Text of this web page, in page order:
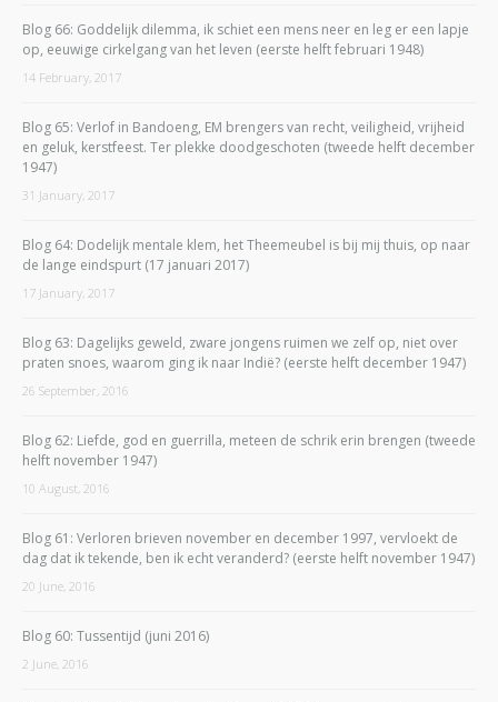
Blog 66: Goddelijk dilemma, ik schiet een mens neer en leg er een lapje
op, eeuwige cirkelgang van het leven (eerste helft februari 1948)
14 February, 2017
Blog 65: Verlof in Bandoeng, EM brengers van recht, veiligheid, vrijheid
en geluk, kerstfeest. Ter plekke doodgeschoten (tweede helft december
1947)
31 January, 2017
Blog 64: Dodelijk mentale klem, het Theemeubel is bij mij thuis, op naar
de lange eindspurt (17 januari 2017)
17 January, 2017
Blog 63: Dagelijks geweld, zware jongens ruimen we zelf op, niet over
praten snoes, waarom ging ik naar Indië? (eerste helft december 1947)
26 September, 2016
Blog 62: Liefde, god en guerrilla, meteen de schrik erin brengen (tweede
helft november 1947)
10 August, 2016
Blog 61: Verloren brieven november en december 1997, vervloekt de
dag dat ik tekende, ben ik echt veranderd? (eerste helft november 1947)
20 June, 2016
Blog 60: Tussentijd (juni 2016)
2 June, 2016